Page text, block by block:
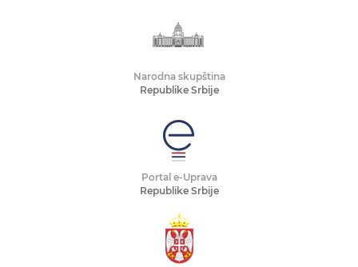
Narodna skupština
Republike Srbije
Portal e-Uprava
Republike Srbije